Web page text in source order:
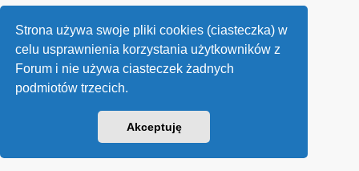
Strona używa swoje pliki cookies (ciasteczka) w
celu usprawnienia korzystania użytkowników z
Forum i nie używa ciasteczek żadnych
podmiotów trzecich.
Akceptuję